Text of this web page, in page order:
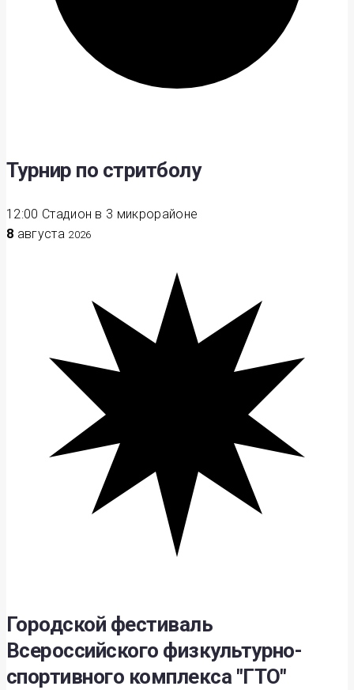
Турнир по стритболу
12:00 Стадион в 3 микрорайоне
8 августа 2026
Городской фестиваль
Всероссийского физкультурно-
спортивного комплекса "ГТО"